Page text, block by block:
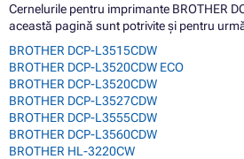
Cernelurile pentru imprimante BROTHER
această pagină sunt potrivite și pentru
BROTHER DCP-L3515CDW
BROTHER DCP-L3520CDW ECO
BROTHER DCP-L3520CDW
BROTHER DCP-L3527CDW
BROTHER DCP-L3555CDW
BROTHER DCP-L3560CDW
BROTHER HL-3220CW